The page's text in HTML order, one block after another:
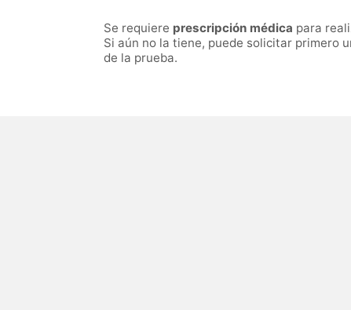
Se requiere prescripción médica para
Si aún no la tiene, puede solicitar primero
de la prueba.